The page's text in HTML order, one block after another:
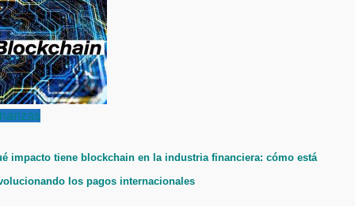
impacto tiene blockchain en la industria financiera: cómo está
los pagos internacionales